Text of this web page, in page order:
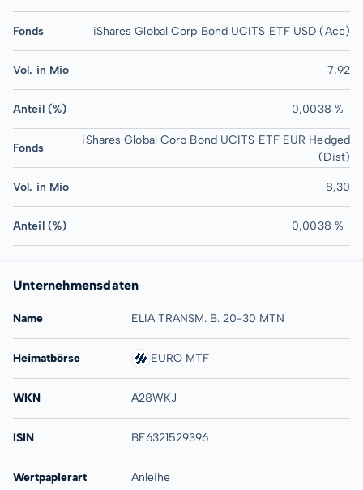
Fonds iShares Global Corp Bond UCITS ETF USD (Acc)
Vol. in Mio 7,92
Anteil (%) 0,0038 %
Fonds
iShares Global Corp Bond UCITS ETF EUR Hedged
(Dist)
Vol. in Mio 8,30
Anteil (%) 0,0038 %
Unternehmensdaten
Name ELIA TRANSM. B. 20-30 MTN
Heimatbörse EURO MTF
WKN A28WKJ
ISIN BE6321529396
Wertpapierart Anleihe